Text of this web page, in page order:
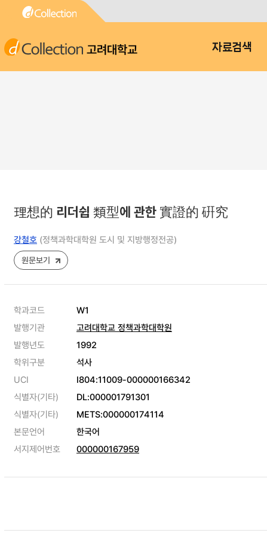
고려대학교 자료검색
理想的 리더쉽 類型에 관한 實證的 硏究
강철호 (정책과학대학원 도시 및 지방행정전공)
원문보기
학과코드
W1
발행기관
고려대학교 정책과학대학원
발행년도
1992
학위구분
석사
UCI
I804:11009-000000166342
식별자(기타)
DL:000001791301
식별자(기타)
METS:000000174114
본문언어
한국어
서지제어번호
000000167959